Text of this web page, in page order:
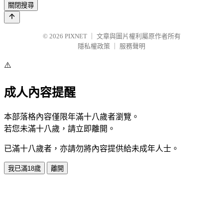
關閉搜尋
© 2026 PIXNET
文章與圖片權利屬原作者所有
隱私權政策
服務聲明
⚠️
成人內容提醒
本部落格內容僅限年滿十八歲者瀏覽。
若您未滿十八歲，請立即離開。
已滿十八歲者，亦請勿將內容提供給未成年人士。
我已滿18歲 離開